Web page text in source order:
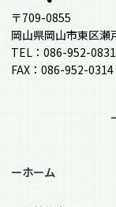
〒709-0855
岡山県岡山市東区瀬
TEL：086-952-0831
FAX：086-952-0314
ーホーム